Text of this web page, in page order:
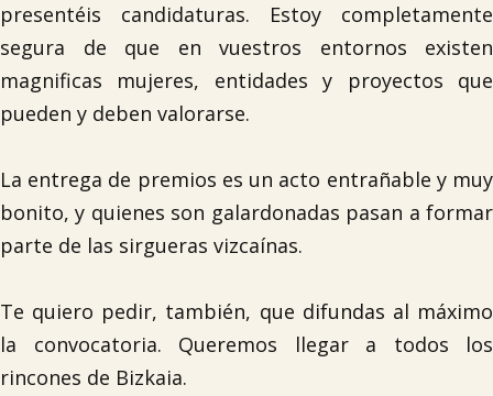
presentéis candidaturas. Estoy completamente
segura de que en vuestros entornos existen
magnificas mujeres, entidades y proyectos que
pueden y deben valorarse.
La entrega de premios es un acto entrañable y muy
bonito, y quienes son galardonadas pasan a formar
parte de las sirgueras vizcaínas.
Te quiero pedir, también, que difundas al máximo
la convocatoria. Queremos llegar a todos los
rincones de Bizkaia.